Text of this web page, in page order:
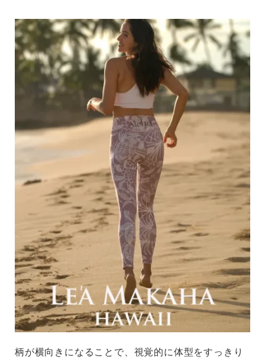
柄が横向きになることで、視覚的に体型をすっきり